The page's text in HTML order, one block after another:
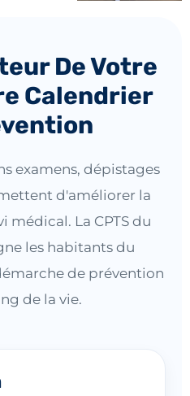
De Votre
Calendrier
examens, dépistages
d'améliorer la
médical. La CPTS du
les habitants du
de prévention
de la vie.